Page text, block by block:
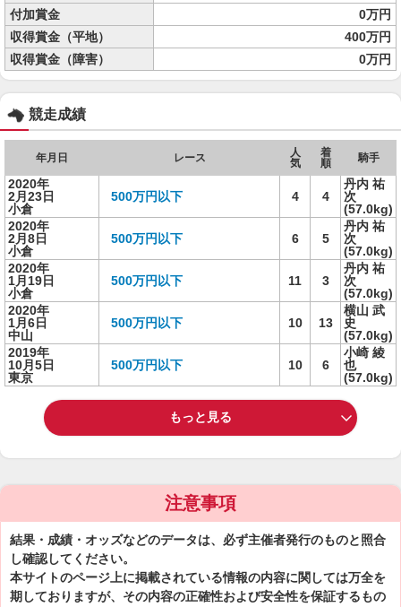
付加賞金
0万円
収得賞金（平地）
400万円
収得賞金（障害）
0万円
競走成績
年月日 レース
人
気
着
順
騎手
2020年
2月23日
小倉
500万円以下 4 4
丹内 祐
次
(57.0kg)
2020年
2月8日
小倉
500万円以下 6 5
丹内 祐
次
(57.0kg)
2020年
1月19日
小倉
500万円以下 11 3
丹内 祐
次
(57.0kg)
2020年
1月6日
中山
500万円以下 10 13
横山 武
史
(57.0kg)
2019年
10月5日
東京
500万円以下 10 6
小崎 綾
也
(57.0kg)
もっと見る
注意事項
結果・成績・オッズなどのデータは、必ず主催者発行のものと照合
し確認してください。
本サイトのページ上に掲載されている情報の内容に関しては万全を
期しておりますが、その内容の正確性および安全性を保証するもの